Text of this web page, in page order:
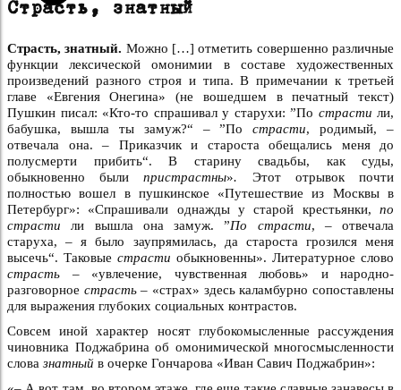
Страсть, знатный
Страсть, знатный. Можно […] отметить совершенно различные
функции лексической омонимии в составе художественных
произведений разного строя и типа. В примечании к третьей
главе «Евгения Онегина» (не вошедшем в печатный текст)
Пушкин писал: «Кто-то спрашивал у старухи: ”По страсти ли,
бабушка, вышла ты замуж?“ – ”Пострасти, родимый, –
отвечала она. – Приказчик и староста обещались меня до
полусмерти прибить“. В старину свадьбы, как суды,
обыкновенно былипристрастны». Этот отрывок почти
полностью вошел в пушкинское «Путешествие из Москвы в
Петербург»: «Спрашивали однажды у старой крестьянки, по
страсти ли вышла она замуж. ”По страсти, – отвечала
старуха, – я было заупрямилась, да староста грозился меня
высечь“. Таковые страсти обыкновенны». Литературное слово
страсть –«увлечение, чувственная любовь» и народно-
разговорное страсть – «страх» здесь каламбурно сопоставлены
для выражения глубоких социальных контрастов.
Совсем иной характер носят глубокомысленные рассуждения
чиновника Поджабрина об омонимической многосмысленности
слова знатный в очерке Гончарова «Иван Савич Поджабрин»: